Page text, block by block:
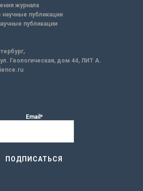
журнала
публикации
публикации
Геологическая, дом 44, ЛИТ А.
Email*